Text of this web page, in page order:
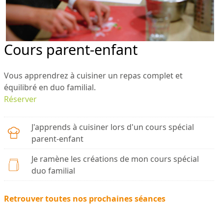
Cours parent-enfant
Vous apprendrez à cuisiner un repas complet et
équilibré en duo familial.
Réserver
J'apprends à cuisiner lors d'un cours spécial
parent-enfant
Je ramène les créations de mon cours spécial
duo familial
Retrouver toutes nos prochaines séances